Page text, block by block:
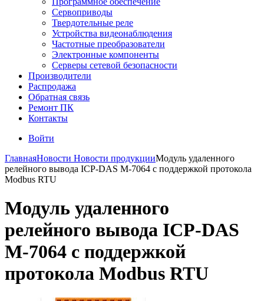
Сервоприводы
Твердотельные реле
Устройства видеонаблюдения
Частотные преобразователи
Электронные компоненты
Серверы сетевой безопасности
Производители
Распродажа
Обратная связь
Ремонт ПК
Контакты
Войти
ГлавнаяНовости Новости продукцииМодуль удаленного
релейного вывода ICP-DAS M-7064 с поддержкой протокола
Modbus RTU
Модуль удаленного
релейного вывода ICP-DAS
M-7064 с поддержкой
протокола Modbus RTU